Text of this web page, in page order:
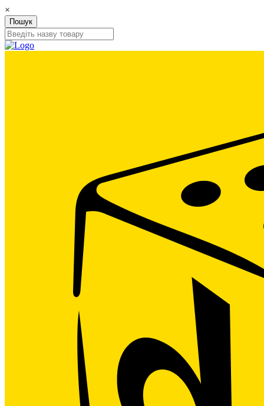
×
Пошук